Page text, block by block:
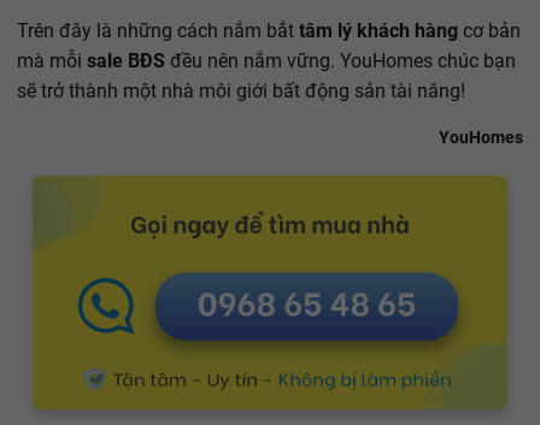
Trên đây là những cách nắm bắt tâm lý khách hàng cơ bản
mà mỗi sale BĐS đều nên nắm vững. YouHomes chúc bạn
sẽ trở thành một nhà môi giới bất động sản tài năng!
YouHomes